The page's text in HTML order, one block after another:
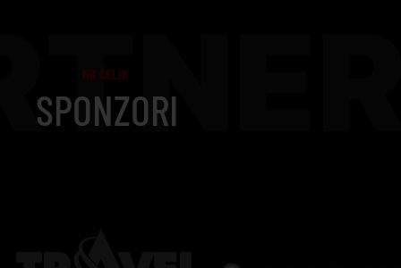
NK ČELIK
SPONZORI